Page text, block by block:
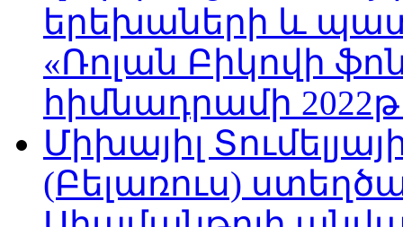
երեխաների և
«Ռոլան Բիկովի
հիմնադրամի
Միխայիլ
(Բելառուս)